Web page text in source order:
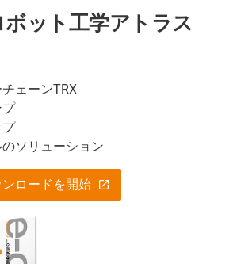
ット工学アトラス
ェーンTRX
プ
ソリューション
ロードを開始